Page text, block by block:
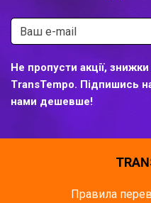
Не пропусти акції, знижки
TransTempo. Підпишись
нами дешевше!
Правила